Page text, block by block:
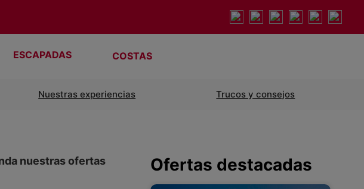
ESCAPADAS COSTAS
Nuestras experiencias Trucos y consejos
nuestras ofertas
Ofertas destacadas